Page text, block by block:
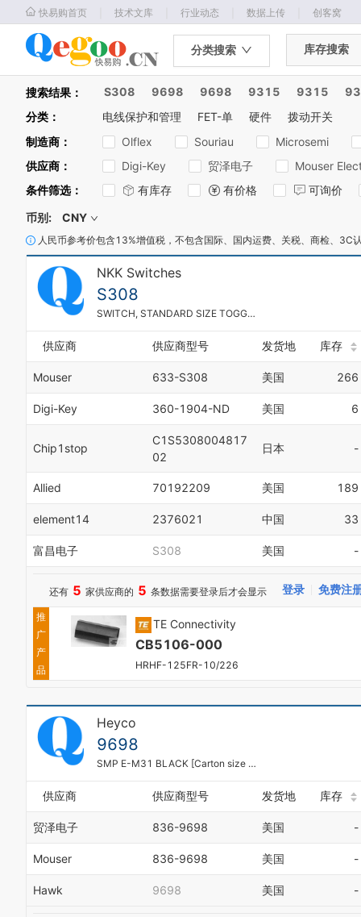
快易购首页 技术文库 行业动态 数据上传 创客窝
分类搜索 库存搜索
搜索结果： S308 9698 9698 9315 9315
分类 ： 电线保护和管理 FET-单 硬件
拨动开关
制造商 ： Olflex Souriau
Microsemi
供应商 ： Digi-Key 贸泽电子
Mouser
条件筛选： 有库存 有价格
可询价
币别:
CNY
人民币参考价包含13%增值税，不包含国际、国内运费、关税、商检、3C
NKK Switches
S308
SWITCH, STANDARD SIZE TOGGLE, SOLDER LUG TERMINALS, SPDT, (ON)-OFF-(ON)
供应商 供应商型号 发货地 库存
Mouser 633-S308 美国 266
Digi-Key 360-1904-ND 美国 6
Chip1stop
C1S5308004817
02
日本 -
Allied 70192209 美国 189
element14 2376021 中国 33
富昌电子 S308 美国 -
还有 5 家供应商的 5 条数据需要登录后才会显示 登录 免费注
推
广
产
品
TE Connectivity
CB5106-000
HRHF-125FR-10/226
Heyco
9698
SMP E-M31 BLACK [Carton size is 1000]
供应商 供应商型号 发货地 库存
贸泽电子 836-9698 美国 -
Mouser 836-9698 美国 -
Hawk 9698 美国 -